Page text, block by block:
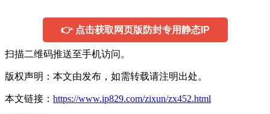
👉 点击获取网页版防封专用静态IP
扫描二维码推送至手机访问。
版权声明：本文由发布，如需转载请注明出处。
本文链接： https://www.ip829.com/zixun/zx452.html